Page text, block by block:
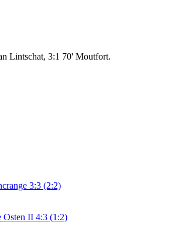
Lintschat, 3:1 70' Moutfort.
3:3 (2:2)
Osten II 4:3 (1:2)